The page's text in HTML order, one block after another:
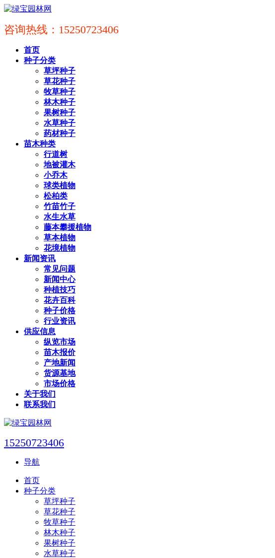
咨询热线：15250723406
首页
种子分类
草坪种子
草花种子
牧草种子
林木种子
果树种子
水草种子
药材种子
苗木种类
行道树
地被灌木
小乔木
球类植物
松柏类
竹苗竹子
水生水草
藤本攀援植物
草本植物
花境植物
新闻资讯
常见问题
新闻中心
种植技巧
花卉百科
种子价格
行业资讯
供应信息
纵览市场
苗木报价
产地新闻
货源基地
市场价格
关于我们
联系我们
15250723406
导航
首页
种子分类
草坪种子
草花种子
牧草种子
林木种子
果树种子
水草种子